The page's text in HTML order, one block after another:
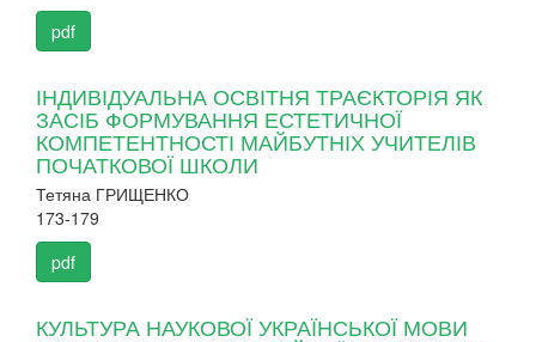
pdf
ІНДИВІДУАЛЬНА ОСВІТНЯ ТРАЄКТОРІЯ ЯК
ЗАСІБ ФОРМУВАННЯ ЕСТЕТИЧНОЇ
КОМПЕТЕНТНОСТІ МАЙБУТНІХ УЧИТЕЛІВ
ПОЧАТКОВОЇ ШКОЛИ
Тетяна ГРИЩЕНКО
173-179
pdf
КУЛЬТУРА НАУКОВОЇ УКРАЇНСЬКОЇ МОВИ